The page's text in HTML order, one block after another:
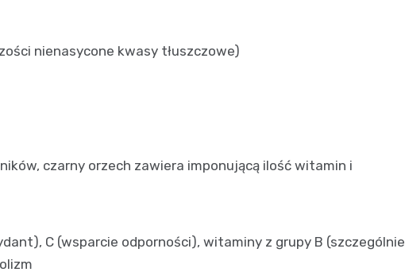
nienasycone kwasy tłuszczowe)
czarny orzech zawiera imponującą ilość witamin i
C (wsparcie odporności), witaminy z grupy B (szczególnie